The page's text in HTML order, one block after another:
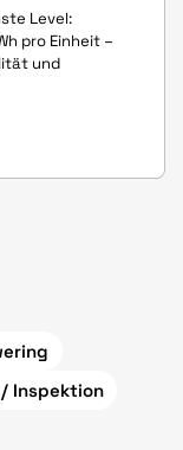
Level:
pro Einheit –
und
Inspektion